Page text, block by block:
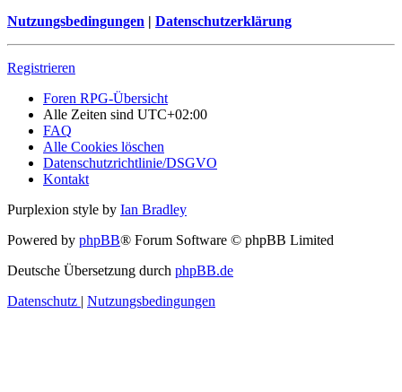
Nutzungsbedingungen | Datenschutzerklärung
Registrieren
Foren RPG-Übersicht
Alle Zeiten sind UTC+02:00
FAQ
Alle Cookies löschen
Datenschutzrichtlinie/DSGVO
Kontakt
Purplexion style by Ian Bradley
Powered by phpBB® Forum Software © phpBB Limited
Deutsche Übersetzung durch phpBB.de
Datenschutz | Nutzungsbedingungen